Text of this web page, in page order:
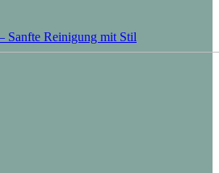
Sanfte Reinigung mit Stil